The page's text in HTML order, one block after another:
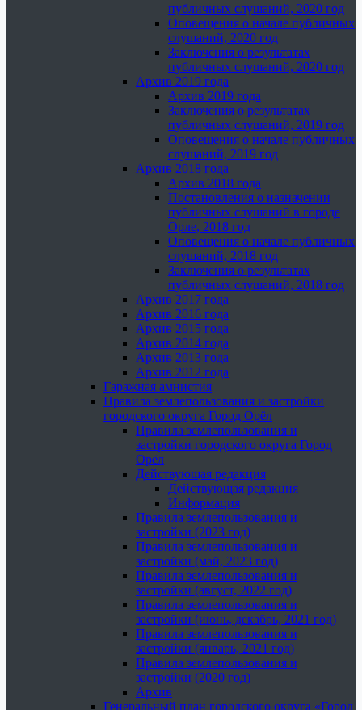
публичных слушаний, 2020 год
Оповещения о начале публичных
слушаний, 2020 год
Заключения о результатах
публичных слушаний, 2020 год
Архив 2019 года
Архив 2019 года
Заключения о результатах
публичных слушаний, 2019 год
Оповещения о начале публичных
слушаний, 2019 год
Архив 2018 года
Архив 2018 года
Постановления о назначении
публичных слушаний в городе
Орле, 2018 год
Оповещения о начале публичных
слушаний, 2018 год
Заключения о результатах
публичных слушаний, 2018 год
Архив 2017 года
Архив 2016 года
Архив 2015 года
Архив 2014 года
Архив 2013 года
Архив 2012 года
Гаражная амнистия
Правила землепользования и застройки
городского округа Город Орёл
Правила землепользования и
застройки городского округа Город
Орёл
Действующая редакция
Действующая редакция
Информация
Правила землепользования и
застройки (2023 год)
Правила землепользования и
застройки (май, 2023 год)
Правила землепользования и
застройки (август, 2022 год)
Правила землепользования и
застройки (июнь, декабрь, 2021 год)
Правила землепользования и
застройки (январь, 2021 год)
Правила землепользования и
застройки (2020 год)
Архив
Генеральный план городского округа «Город